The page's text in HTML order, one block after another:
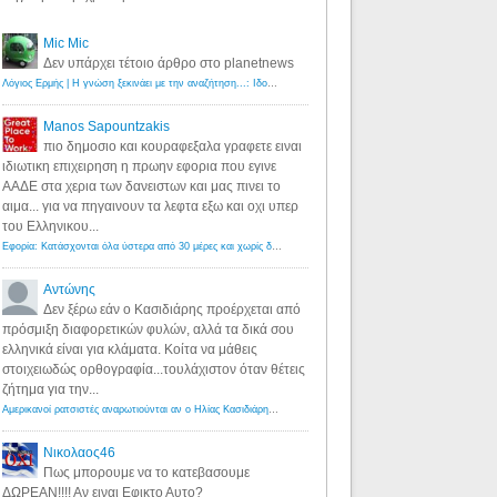
Mic Mic
Δεν υπάρχει τέτοιο άρθρο στο planetnews
Λόγιος Ερμής | Η γνώση ξεκινάει με την αναζήτηση...: Ιδού οι 18 που χρωστούν 11 δις ευρώ!
Manos Sapountzakis
πιο δημοσιο και κουραφεξαλα γραφετε ειναι
ιδιωτικη επιχειρηση η πρωην εφορια που εγινε
ΑΑΔΕ στα χερια των δανειστων και μας πινει το
αιμα... για να πηγαινουν τα λεφτα εξω και οχι υπερ
του Ελληνικου...
Εφορία: Κατάσχονται όλα ύστερα από 30 μέρες και χωρίς δικαστικές αποφάσεις - Λόγιος Ερμής
Αντώνης
Δεν ξέρω εάν ο Κασιδιάρης προέρχεται από
πρόσμιξη διαφορετικών φυλών, αλλά τα δικά σου
ελληνικά είναι για κλάματα. Κοίτα να μάθεις
στοιχειωδώς ορθογραφία...τουλάχιστον όταν θέτεις
ζήτημα για την...
Αμερικανοί ρατσιστές αναρωτιούνται αν ο Ηλίας Κασιδιάρης ανήκει στη λευκή φυλή... - Λόγιος Ερμής
Νικολαος46
Πως μπορουμε να το κατεβασουμε
ΔΩΡΕΑΝ!!!! Αν ειναι Εφικτο Αυτο?